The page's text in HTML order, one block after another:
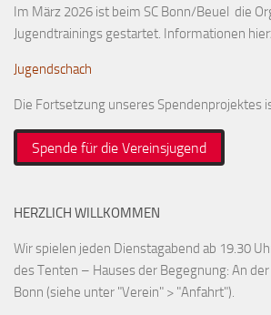
Im März 2026 ist beim SC Bonn/Beuel die
Jugendtrainings gestartet. Informationen
Jugendschach
Die Fortsetzung unseres Spendenprojektes
Spende für die Vereinsjugend
HERZLICH WILLKOMMEN
Wir spielen jeden Dienstagabend ab 19.30
des Tenten – Hauses der Begegnung: An
Bonn (siehe unter "Verein" > "Anfahrt").